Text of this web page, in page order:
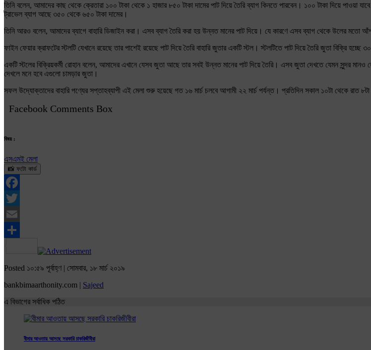
তিনি বলেন, আমাদের কাছ থেকে ক্রেতারা ১০০ টাকা থেকে ১ হাজার ৮৫০ টাকা দামের পাট দিয়ে তৈরি ব্যাগ কিনতে পারবেন। ১০০ টাকা দিয়ে পাওয়া
ট্রাভেল ব্যাগ আছে ৩৫০ থেকে ৬৫০ টাকা দামের।
তিনি আরও বলেন, আমাদের ব্যাগে বাহারি ডিজাইন করা। এসব ব্যাগ তৈরি করা হয় উন্নত মানের পাট দিয়ে। যে কারণে এসব ব্যাগ থেকে উলের মতো
ফাইন ফেয়ার ক্রাফটের স্টলটি যেখানে রয়েছে তার পাশেই রয়েছে পাট দিয়ে তৈরি বাহারি জুতার একটি স্টল। স্টলটিতে পাট দিয়ে তৈরি জুতা বিক্রি
একটি স্টলের বিক্রিয়কর্মী রোহান বলেন, আমাদের এখানে যেসব জুতা আছে তার সবই উন্নত মানের পাট দিয়ে তৈরি। এসব জুতা দেখতে যেমন সুন্দর
দেখলে মনে হবে এগুলো চামড়ার জুতা।
সফল উদ্যোক্তাদের বাহারি পণ্যের সপ্তাহব্যাপী এই মেলা শুরু হয়েছে গত ১৬ মার্চ চলবে আগামী ২২ মার্চ পর্যন্ত। প্রতিদিন সকাল ১০টা থেকে রাত
Facebook Comments Box
বিষয় :
এসএমই মেলা
📸 ফটো কার্ড
Facebook
Twitter
Email
Share
Posted ১০:৫৯ পূর্বাহ্ণ | সোমবার, ১৮ মার্চ ২০১৯
bankbimaarthonity.com | Sajeed
এ বিভাগের সর্বাধিক পঠিত
বীমার আওতায় আসছে সরকারি চাকরিজীবীরা